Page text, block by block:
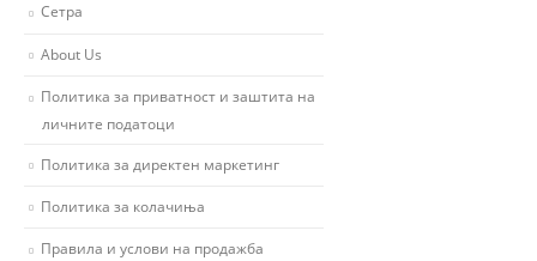
Сетра
About Us
Политика за приватност и заштита на
личните податоци
Политика за директен маркетинг
Политика за колачиња
Правила и услови на продажба